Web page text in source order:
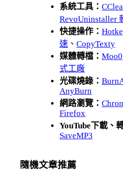
系統工具：
RevoUninstaller
快捷操作：
速 、 CopyTexty
媒體轉檔： Moo0
式工廠
光碟燒錄：
AnyBurn
網路瀏覽：
Firefox
YouTube下載、
SaveMP3
隨機文章推薦